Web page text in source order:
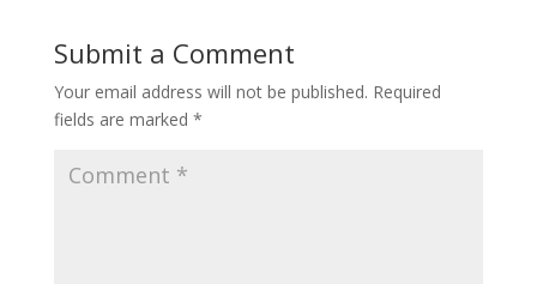
Submit a Comment
Your email address will not be published. Required
fields are marked *